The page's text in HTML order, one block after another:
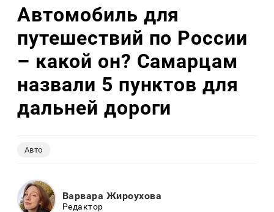
Автомобиль для
путешествий по России
– какой он? Самарцам
назвали 5 пунктов для
дальней дороги
Авто
Варвара Жироухова
Редактор